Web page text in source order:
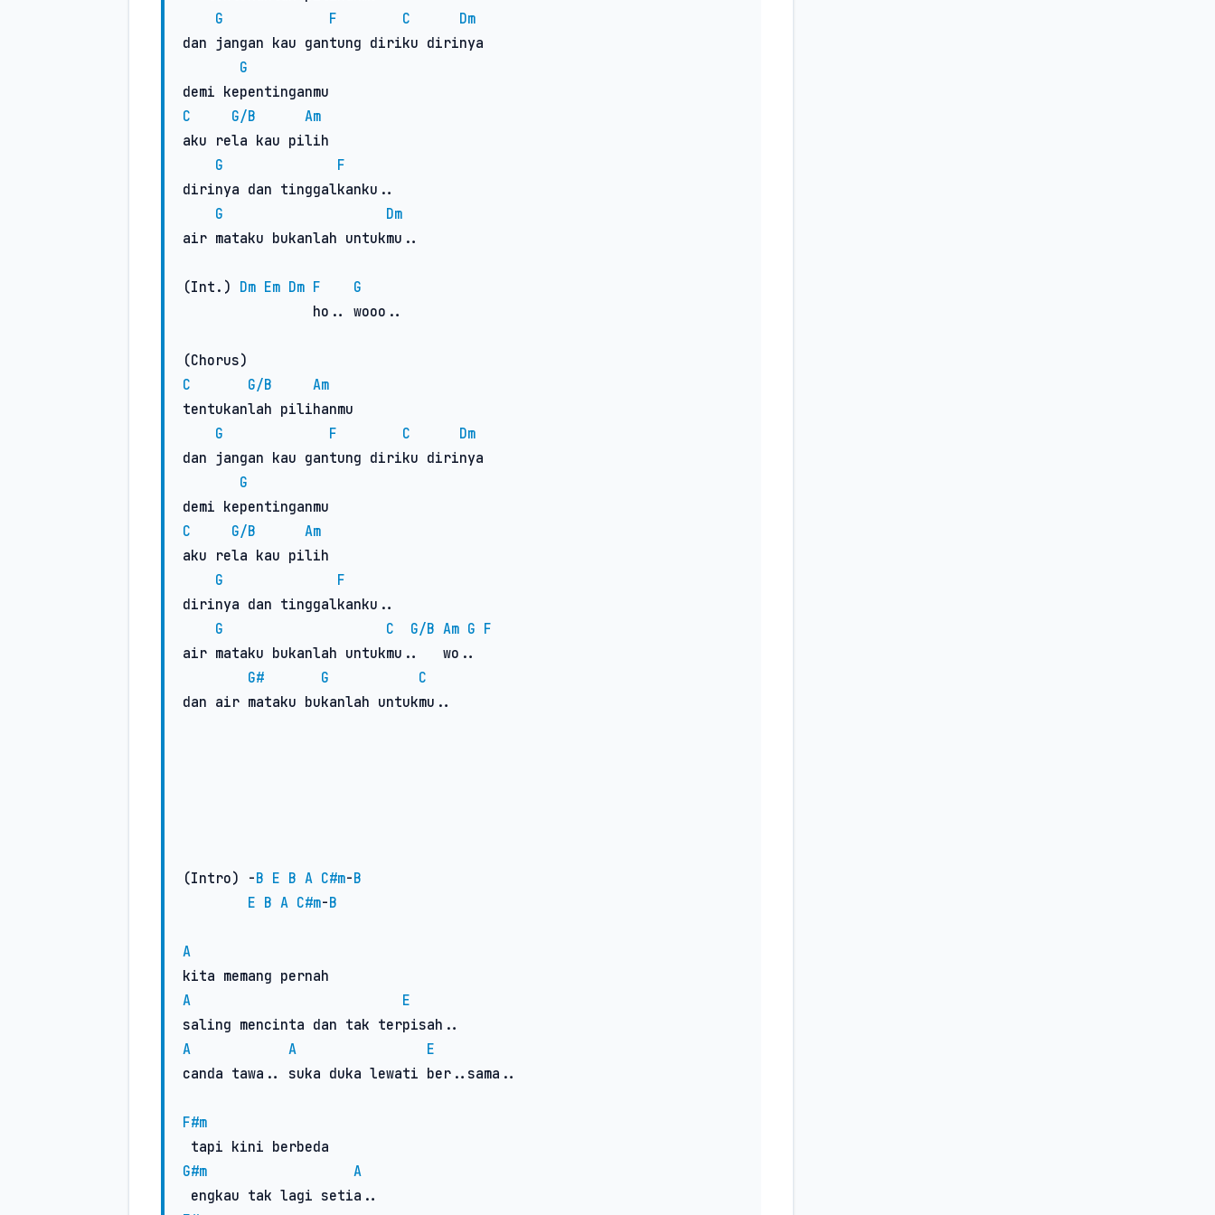
G
F C
Dm
dan jangan kau gantung diriku dirinya
G
C
G/B
Am
aku rela kau pilih
G
F
dirinya dan tinggalkanku..
G
Dm
air mataku bukanlah untukmu..
(Int.) Dm Em Dm F
G
C
G/B
Am
tentukanlah pilihanmu
G
F C
Dm
dan jangan kau gantung diriku dirinya
G
C
G/B
Am
aku rela kau pilih
G
F
dirinya dan tinggalkanku..
G
C G/B Am G F
air mataku bukanlah untukmu..   wo..
G#
G
C
dan air mataku bukanlah untukmu..
(Intro) -B E B A C#m-B
E B A C#m-B
A
A
E
A
A
E
canda tawa.. suka duka lewati ber..sama..
F#m
G#m
A